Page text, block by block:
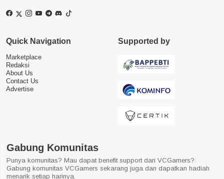
Quick Navigation
Marketplace
Redaksi
About Us
Contact Us
Advertise
Supported by
Gabung Komunitas
Punya komunitas? Mau dapat benefit support dari VCGamers?
Gabung komunitas VCGamers sekarang juga dan dapatkan hadiah
menarik setiap harinya.